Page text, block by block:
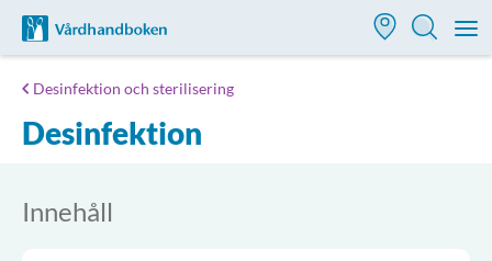
Till startsidan för Vårdhandboken
Desinfektion och sterilisering
Desinfektion
Innehåll